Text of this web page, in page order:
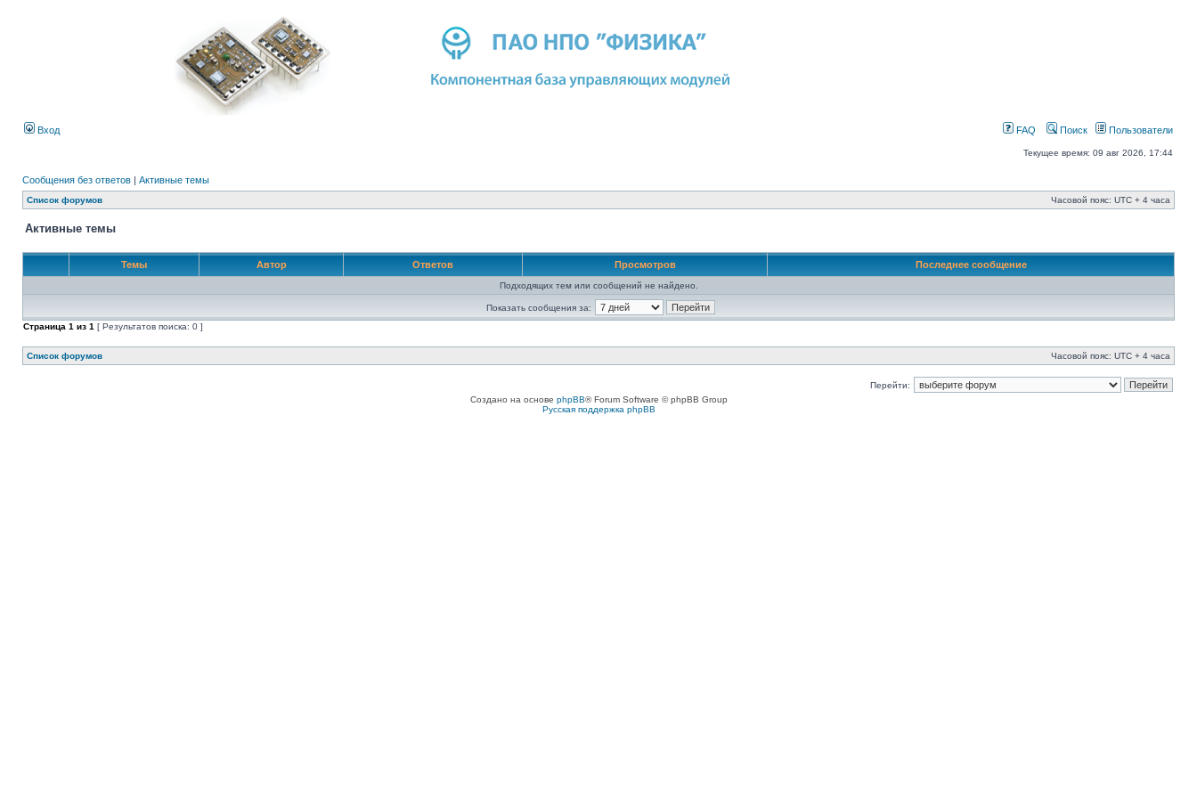
Вход FAQ Поиск Пользователи
Текущее время: 09 авг 2026, 17:44
Сообщения без ответов | Активные темы
Список форумов Часовой пояс: UTC + 4 часа
Активные темы
Темы Автор Ответов Просмотров Последнее сообщение
Подходящих тем или сообщений не найдено.
Показать сообщения за:
Страница 1 из 1 [ Результатов поиска: 0 ]
Список форумов Часовой пояс: UTC + 4 часа
Перейти:
Создано на основе phpBB® Forum Software © phpBB Group
Русская поддержка phpBB